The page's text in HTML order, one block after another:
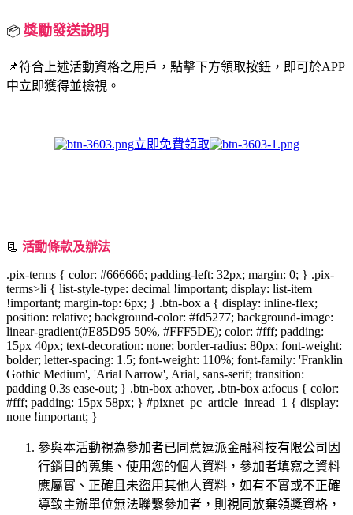
📦 獎勵發送說明
📌符合上述活動資格之用戶，點擊下方領取按鈕，即可於APP
中立即獲得並檢視。
立即免費領取
📃 活動條款及辦法
.pix-terms { color: #666666; padding-left: 32px; margin: 0; } .pix-
terms>li { list-style-type: decimal !important; display: list-item
!important; margin-top: 6px; } .btn-box a { display: inline-flex;
position: relative; background-color: #fd5277; background-image:
linear-gradient(#E85D95 50%, #FFF5DE); color: #fff; padding:
15px 40px; text-decoration: none; border-radius: 80px; font-weight:
bolder; letter-spacing: 1.5; font-weight: 110%; font-family: 'Franklin
Gothic Medium', 'Arial Narrow', Arial, sans-serif; transition:
padding 0.3s ease-out; } .btn-box a:hover, .btn-box a:focus { color:
#fff; padding: 15px 58px; } #pixnet_pc_article_inread_1 { display:
none !important; }
參與本活動視為參加者已同意逗派金融科技有限公司因
行銷目的蒐集、使用您的個人資料，參加者填寫之資料
應屬實、正確且未盜用其他人資料，如有不實或不正確
導致主辦單位無法聯繫參加者，則視同放棄領獎資格，